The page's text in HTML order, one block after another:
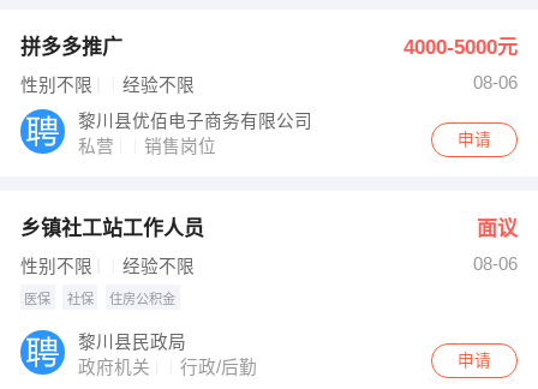
拼多多推广 4000-5000元
性别不限 经验不限
08-06
黎川县优佰电子商务有限公司
私营
销售岗位 申请
乡镇社工站工作人员 面议
性别不限 经验不限 08-06
医保 社保 住房公积金
黎川县民政局
政府机关
行政/后勤 申请